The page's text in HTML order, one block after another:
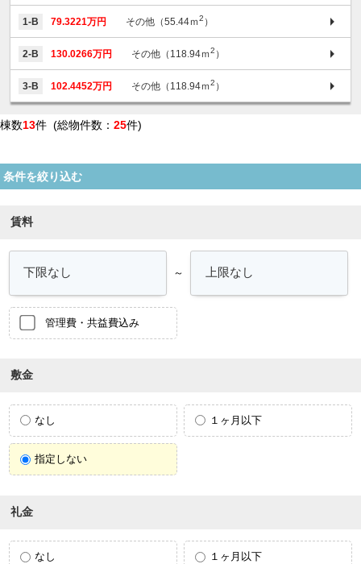
1-B 79.3221万円 その他（55.44ｍ2 ）
2-B 130.0266万円 その他（118.94ｍ2 ）
3-B 102.4452万円 その他（118.94ｍ2 ）
棟数13件 (総物件数： 25件)
条件を絞り込む
賃料
～
管理費・共益費込み
敷金
なし １ヶ月以下
指定しない
礼金
なし １ヶ月以下